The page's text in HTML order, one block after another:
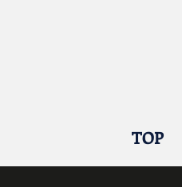
TOP